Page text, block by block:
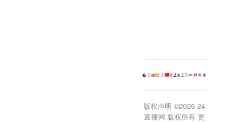
版权声明 ©2026 24
直播网 版权所有 更